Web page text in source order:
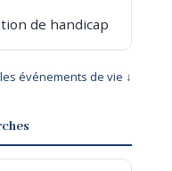
de handicap
événements de vie ↓